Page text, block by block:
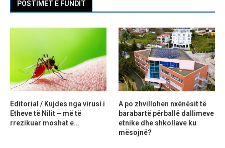
POSTIMET E FUNDIT
Editorial / Kujdes nga virusi i
Etheve të Nilit – më të
rrezikuar moshat e...
A po zhvillohen nxënësit të
barabartë përballë dallimeve
etnike dhe shkollave ku
mësojnë?